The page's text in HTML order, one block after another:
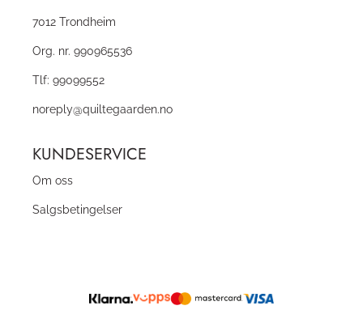
7012 Trondheim
Org. nr. 990965536
Tlf: 99099552
noreply@quiltegaarden.no
KUNDESERVICE
Om oss
Salgsbetingelser